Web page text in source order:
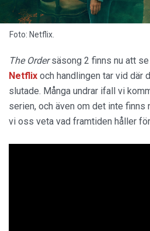
Foto: Netflix.
The Ordersäsong 2 finns nu att
Netflix och handlingen tar vid där
slutade. Många undrar ifall vi
serien, och även om det inte
vi oss veta vad framtiden håller